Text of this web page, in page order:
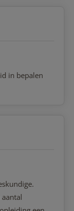
in bepalen